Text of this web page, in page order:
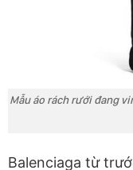
Mẫu áo rách rưới đang
Balenciaga từ